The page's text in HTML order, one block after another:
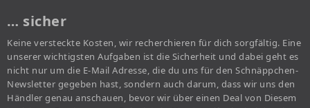
… sicher
Keine versteckte Kosten, wir recherchieren für dich sorgfältig. Eine
unserer wichtigsten Aufgaben ist die Sicherheit und dabei geht es
nicht nur um die E-Mail Adresse, die du uns für den Schnäppchen-
Newsletter gegeben hast, sondern auch darum, dass wir uns den
Händler genau anschauen, bevor wir über einen Deal von Diesem